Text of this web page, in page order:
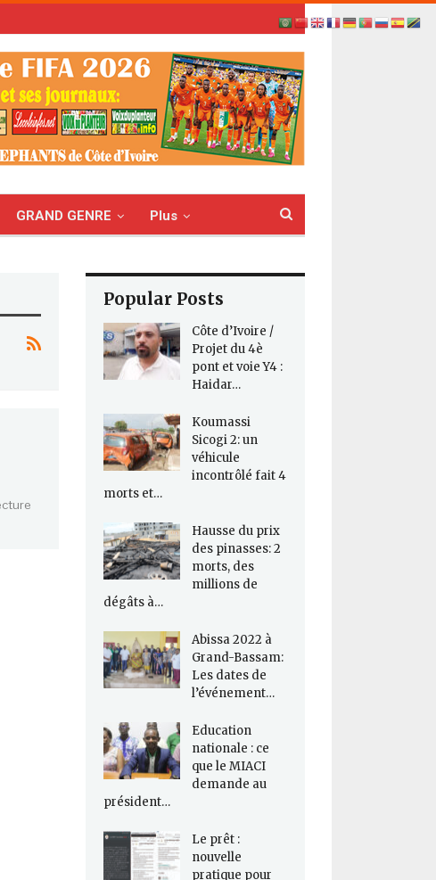
GRAND GENRE Plus
Popular Posts
Côte d’Ivoire /
Projet du 4è
pont et voie Y4 :
Haidar…
Koumassi
Sicogi 2: un
véhicule
incontrôlé fait 4
morts et…
Hausse du prix
des pinasses: 2
morts, des
millions de
dégâts à…
Abissa 2022 à
Grand-Bassam:
Les dates de
l’événement…
Education
nationale : ce
que le MIACI
demande au
président…
Le prêt :
nouvelle
pratique pour